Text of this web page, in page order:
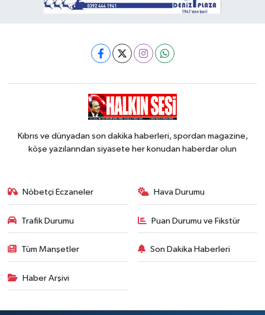
Kıbrıs ve dünyadan son dakika haberleri, spordan magazine,
köşe yazılarından siyasete her konudan haberdar olun
Nöbetçi Eczaneler Hava Durumu
Trafik Durumu Puan Durumu ve Fikstür
Tüm Manşetler Son Dakika Haberleri
Haber Arşivi